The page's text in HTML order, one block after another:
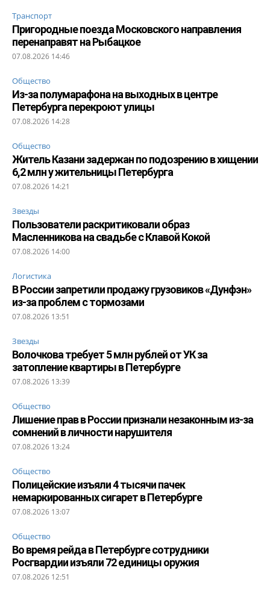
Транспорт
Пригородные поезда Московского направления
перенаправят на Рыбацкое
07.08.2026 14:46
Общество
Из-за полумарафона на выходных в центре
Петербурга перекроют улицы
07.08.2026 14:28
Общество
Житель Казани задержан по подозрению в хищении
6,2 млн у жительницы Петербурга
07.08.2026 14:21
Звезды
Пользователи раскритиковали образ
Масленникова на свадьбе с Клавой Кокой
07.08.2026 14:00
Логистика
В России запретили продажу грузовиков «Дунфэн»
из-за проблем с тормозами
07.08.2026 13:51
Звезды
Волочкова требует 5 млн рублей от УК за
затопление квартиры в Петербурге
07.08.2026 13:39
Общество
Лишение прав в России признали незаконным из-за
сомнений в личности нарушителя
07.08.2026 13:24
Общество
Полицейские изъяли 4 тысячи пачек
немаркированных сигарет в Петербурге
07.08.2026 13:07
Общество
Во время рейда в Петербурге сотрудники
Росгвардии изъяли 72 единицы оружия
07.08.2026 12:51